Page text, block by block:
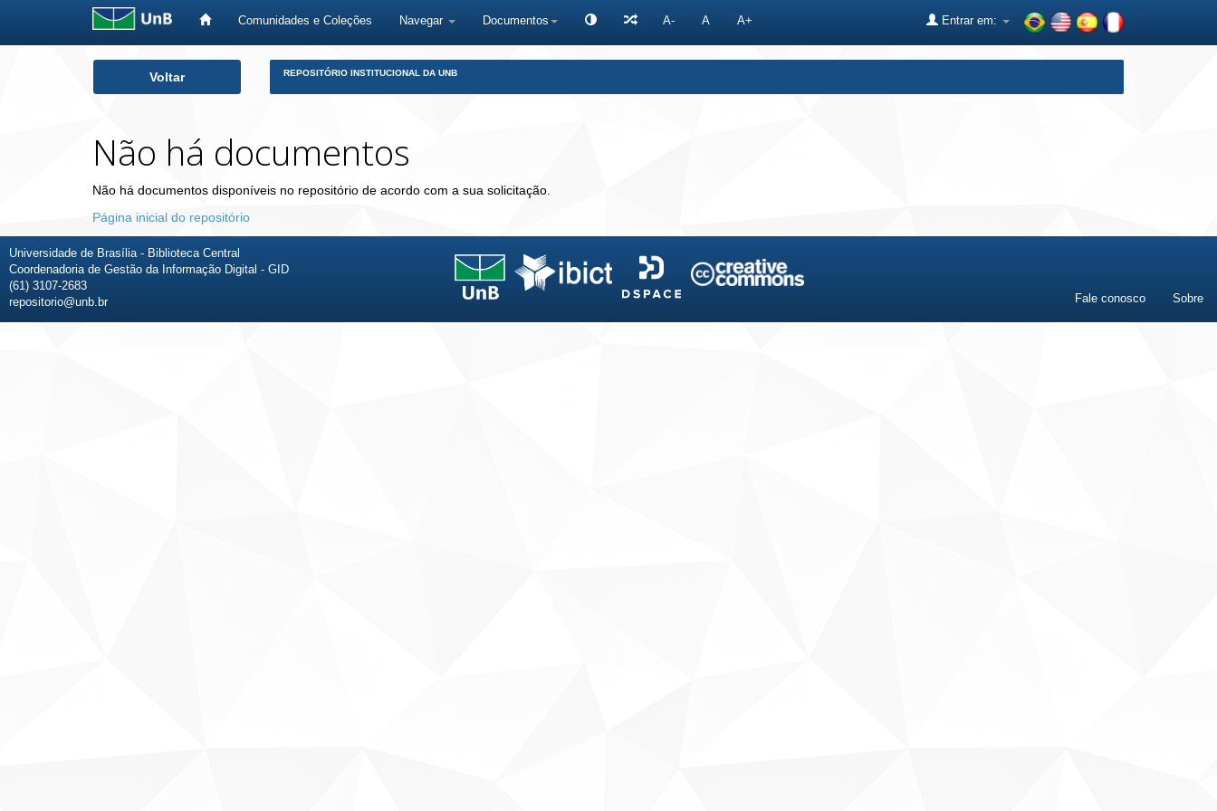
Comunidades e Coleções Navegar Documentos A- A A+ Entrar em:
Voltar REPOSITÓRIO INSTITUCIONAL DA UNB
Não há documentos
Não há documentos disponíveis no repositório de acordo com a sua solicitação.
Página inicial do repositório
Universidade de Brasília - Biblioteca Central
Coordenadoria de Gestão da Informação Digital - GID
(61) 3107-2683
repositorio@unb.br
Fale conosco Sobre